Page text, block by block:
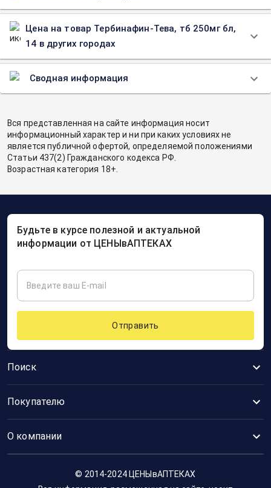
Цена на товар Тербинафин-Тева, тб 250мг бл,
14 в других городах
Сводная информация
Вся представленная на сайте информация носит
информационный характер и ни при каких условиях не
является публичной офертой, определяемой положениями
Статьи 437(2) Гражданского кодекса РФ.
Возрастная категория 18+.
Поиск
Покупателю
О компании
Будьте в курсе полезной и актуальной
информации от ЦЕНЫвАПТЕКАХ
Отправить
© 2014-2024 ЦЕНЫвАПТЕКАХ